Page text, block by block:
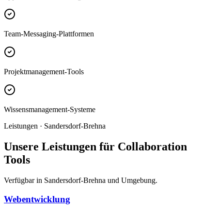
Team-Messaging-Plattformen
Projektmanagement-Tools
Wissensmanagement-Systeme
Leistungen · Sandersdorf-Brehna
Unsere Leistungen für Collaboration
Tools
Verfügbar in Sandersdorf-Brehna und Umgebung.
Webentwicklung